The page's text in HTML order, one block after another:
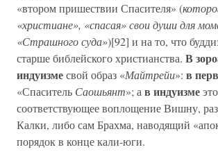
«втором пришествии Спасителя» (
«христиане», «спасая» свои души для
«Страшного суда»)[92] и на то, что
старше библейского христианства. В
индуизмесвой образ «Майтрейи»: в
«Спаситель Саошьянт»; а в индуизме
соответствующее воплощение Вишну,
Калки, либо сам Брахма, наводящий
порядок в конце кали-юги.